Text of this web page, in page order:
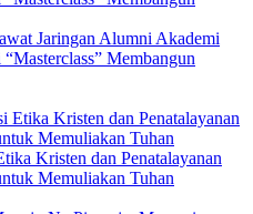
Jaringan Alumni Akademi
Membangun
Kristen dan Penatalayanan
Memuliakan Tuhan